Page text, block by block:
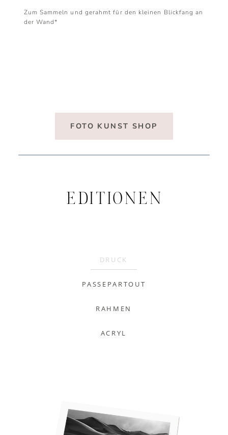
Zum Sammeln und gerahmt für den kleinen Blickfang an
der Wand*
FOTO KUNST SHOP
EDITIONEN
DRUCK
PASSEPARTOUT
RAHMEN
ACRYL